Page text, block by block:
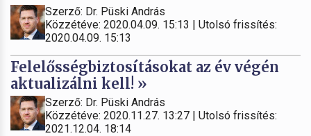
Szerző: Dr. Püski András
Közzétéve: 2020.04.09. 15:13 | Utolsó frissítés:
2020.04.09. 15:13
Felelősségbiztosításokat az év végén
aktualizálni kell! »
Szerző: Dr. Püski András
Közzétéve: 2020.11.27. 13:27 | Utolsó frissítés:
2021.12.04. 18:14